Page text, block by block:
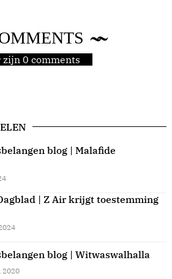
zijn 0 comments
blog | Malafide
| Z Air krijgt toestemming
blog | Witwaswalhalla
2020